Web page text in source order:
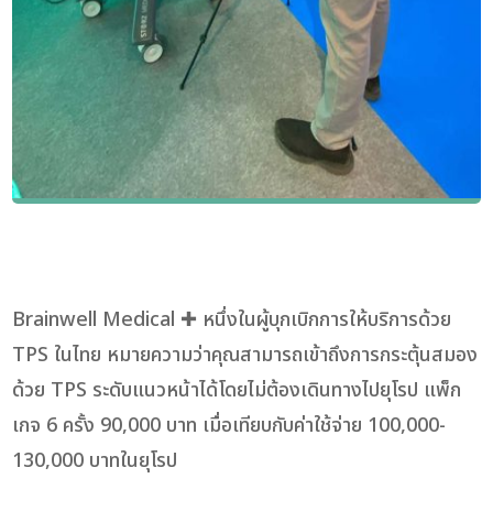
Brainwell Medical ✚ หนึ่งในผู้บุกเบิกการให้บริการด้วย
TPS ในไทย หมายความว่าคุณสามารถเข้าถึงการกระตุ้นสมอง
ด้วย TPS ระดับแนวหน้าได้โดยไม่ต้องเดินทางไปยุโรป แพ็ก
เกจ 6 ครั้ง 90,000 บาท เมื่อเทียบกับค่าใช้จ่าย 100,000-
130,000 บาทในยุโรป